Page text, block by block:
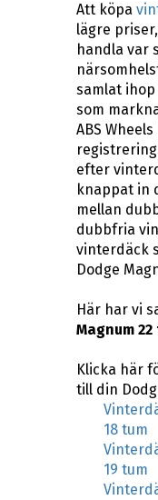
Att köpa
lägre
handla var
samlat
som
ABS
efter
knappat in
mellan
dubbfria
vinterdäck
Dodge
Här har vi
Magnum
Klicka här
till din
18 tum
19 tum